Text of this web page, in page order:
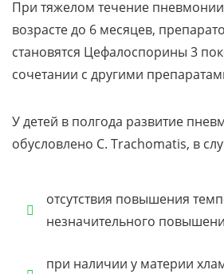
При тяжелом течение
возрасте до 6 месяцев,
становятся Цефалоспорины 3
сочетании с другими
У детей в полгода развитие
обусловлено C. Trachomatis, в
отсутствия повышения
незначительного
при наличии у материи